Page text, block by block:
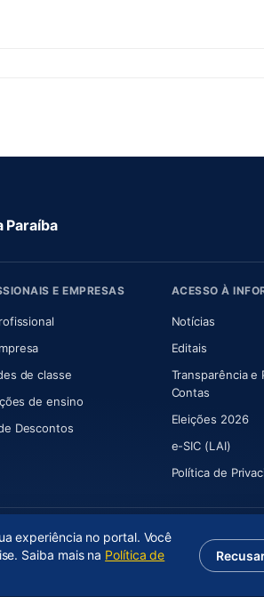
Paraíba
E EMPRESAS
de classe
de ensino
Descontos
ACESSO À
Notícias
Editais
Transparência e
Contas
Eleições 2026
e-SIC (LAI)
Política de
(abre em nova aba)
experiência no portal. Você
Saiba mais na Política de